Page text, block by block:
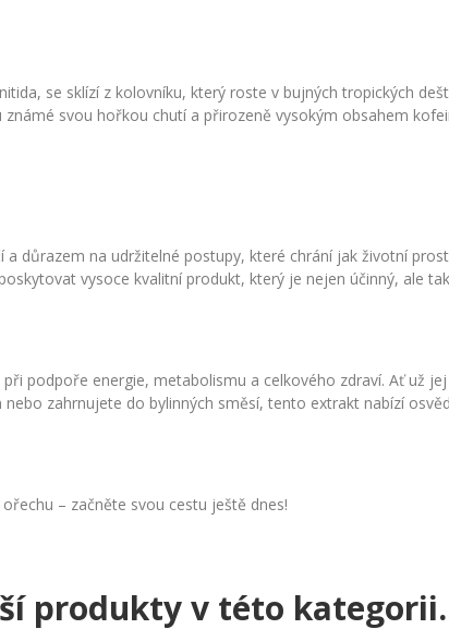
se sklízí z kolovníku, který roste v bujných tropických
svou hořkou chutí a přirozeně vysokým obsahem
důrazem na udržitelné postupy, které chrání jak životní
vysoce kvalitní produkt, který je nejen účinný, ale
podpoře energie, metabolismu a celkového zdraví. Ať už jej
zahrnujete do bylinných směsí, tento extrakt nabízí
– začněte svou cestu ještě dnes!
produkty v této